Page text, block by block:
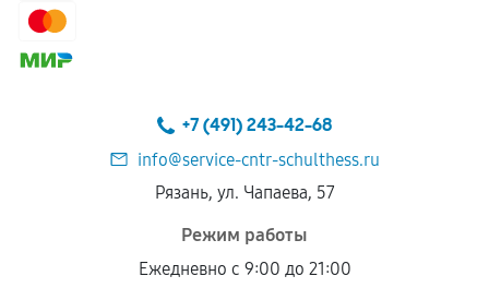
+7 (491) 243-42-68
info@service-cntr-schulthess.ru
Рязань, ул. Чапаева, 57
Режим работы
Ежедневно с 9:00 до 21:00